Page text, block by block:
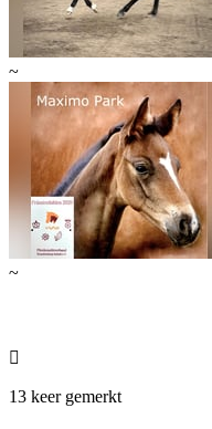
~
~

13 keer gemerkt